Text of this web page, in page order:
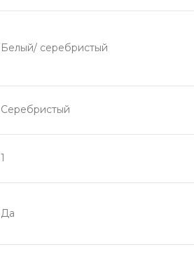
Белый/ серебристый
Серебристый
1
Да